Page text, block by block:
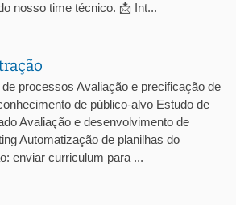
nosso time técnico. 📩 Int...
processos Avaliação e precificação de
de público-alvo Estudo de
Avaliação e desenvolvimento de
Automatização de planilhas do
enviar curriculum para ...